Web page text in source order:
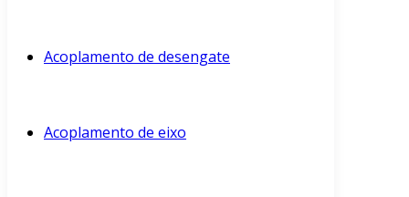
Acoplamento de desengate
Acoplamento de eixo